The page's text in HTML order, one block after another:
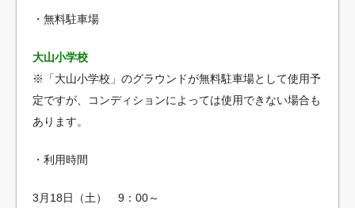
・無料駐車場
大山小学校
※「大山小学校」のグラウンドが無料駐車場として使用予
定ですが、コンディションによっては使用できない場合も
あります。
・利用時間
3月18日（土） 9：00～